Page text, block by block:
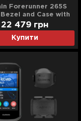
Forerunner 265S
Bezel and Case with
Amp Yellow Silicone
Band
Купити
22 479 грн